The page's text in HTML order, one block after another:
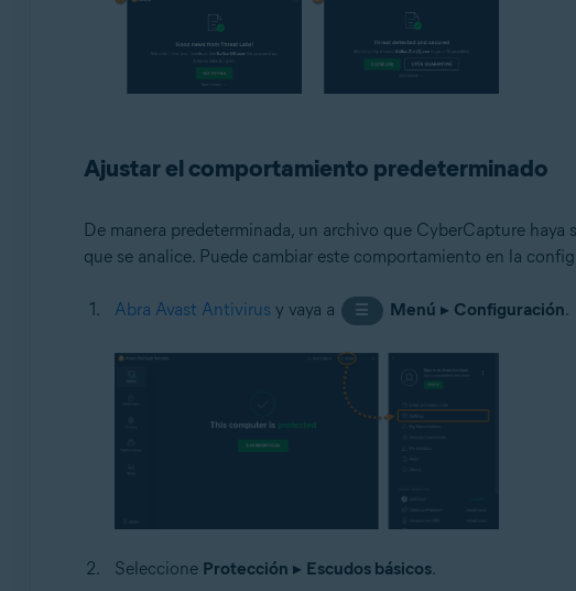
Ajustar el comportamiento predeterminado
De manera predeterminada, un archivo que CyberCapture
que se analice. Puede cambiar este comportamiento en la
Abra Avast Antivirus y vaya a ☰ Menú ▸ Configuración.
Seleccione Protección ▸ Escudos básicos.